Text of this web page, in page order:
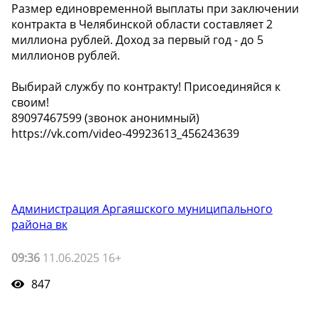
Размер единовременной выплаты при заключении
контракта в Челябинской области составляет 2
миллиона рублей. Доход за первый год - до 5
миллионов рублей.
Выбирай службу по контракту! Присоединяйся к
своим!
️89097467599 (звонок анонимный)
https://vk.com/video-49923613_456243639
Администрация Аргаяшского муниципального
района вк
09:36 11.06.2025 16+
847